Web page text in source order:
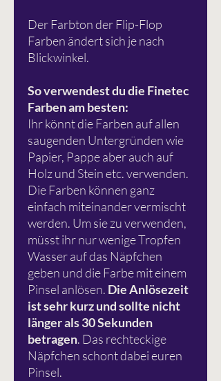
Der Farbton der Flip-Flop
Farben ändert sich je nach
Blickwinkel.
So verwendest du die Finetec
Farben am besten:
Ihr könnt die Farben auf allen
saugenden Untergründen wie
Papier, Pappe aber auch auf
Holz und Stein etc. verwenden.
Die Farben können ganz
einfach miteinander vermischt
werden. Um sie zu verwenden,
müsst ihr nur wenige Tropfen
Wasser auf das Näpfchen
geben und die Farbe mit einem
Pinsel anlösen. Die Anlösezeit
ist sehr kurz und sollte nicht
länger als 30 Sekunden
betragen. Das rechteckige
Näpfchen schont dabei euren
Pinsel.